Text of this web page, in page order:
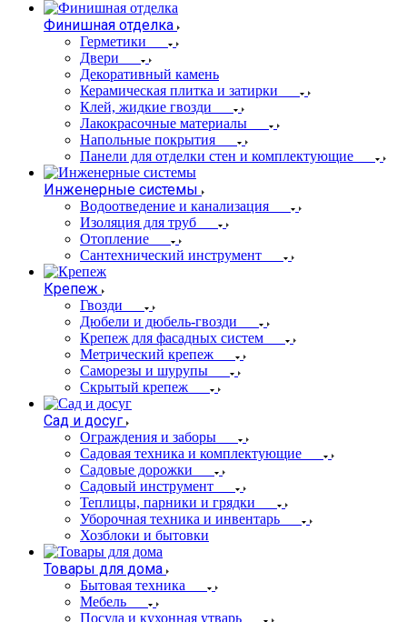
Финишная отделка
Герметики
Двери
Декоративный камень
Керамическая плитка и затирки
Клей, жидкие гвозди
Лакокрасочные материалы
Напольные покрытия
Панели для отделки стен и комплектующие
Инженерные системы
Водоотведение и канализация
Изоляция для труб
Отопление
Сантехнический инструмент
Крепеж
Гвозди
Дюбели и дюбель-гвозди
Крепеж для фасадных систем
Метрический крепеж
Саморезы и шурупы
Скрытый крепеж
Сад и досуг
Ограждения и заборы
Садовая техника и комплектующие
Садовые дорожки
Садовый инструмент
Теплицы, парники и грядки
Уборочная техника и инвентарь
Хозблоки и бытовки
Товары для дома
Бытовая техника
Мебель
Посуда и кухонная утварь